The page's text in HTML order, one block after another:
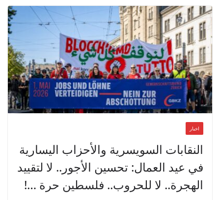
اخبار
النقابات السويسرية والأحزاب اليسارية
في عيد العمال: تحسين الأجور.. لا لتقييد
الهجرة.. لا للحروب.. فلسطين حرة …!